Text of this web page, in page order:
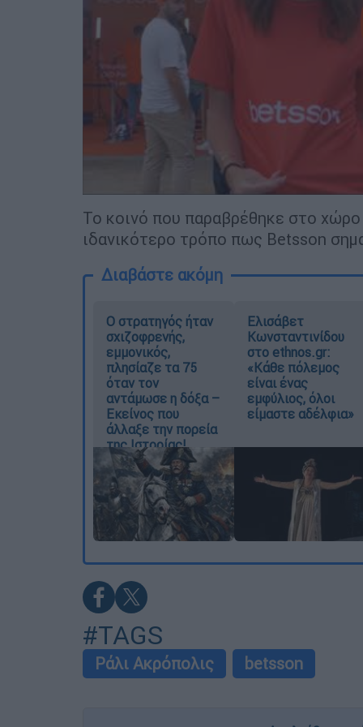
Το κοινό που παραβρέθηκε στο
ιδανικότερο τρόπο πως Betsson
Διαβάστε ακόμη
O στρατηγός ήταν
σχιζοφρενής,
εμμονικός,
πλησίαζε τα 75
όταν τον
αντάμωσε η δόξα –
Εκείνος που
άλλαξε την πορεία
της Ιστορίας!
Ελισάβετ
Κωνσταντινίδου
στο ethnos.gr:
«Κάθε πόλεμος
είναι ένας
εμφύλιος, όλοι
είμαστε αδέλφια»
#TAGS
Ράλι Ακρόπολις betsson